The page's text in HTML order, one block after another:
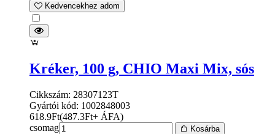
Kedvencekhez adom
Kréker, 100 g, CHIO Maxi Mix, sós
Cikkszám: 28307123T
Gyártói kód: 1002848003
618.9Ft(487.3Ft+ ÁFA)
csomag
Kosárba